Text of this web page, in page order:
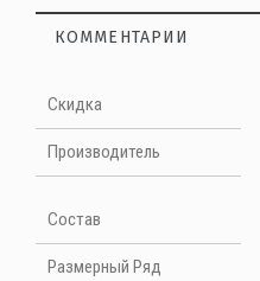
КОММЕНТАРИИ
Скидка
Производитель
Cостав
Размерный Ряд
Нет отзывов на данный момент
НАПИШИТЕ ОТЗЫВ
Quality